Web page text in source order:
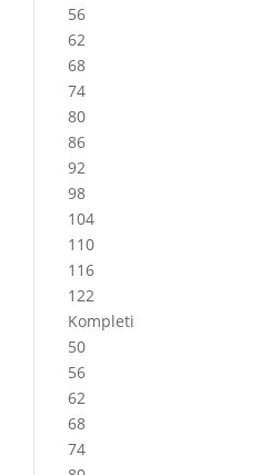
56
62
68
74
80
86
92
98
104
110
116
122
Kompleti
50
56
62
68
74